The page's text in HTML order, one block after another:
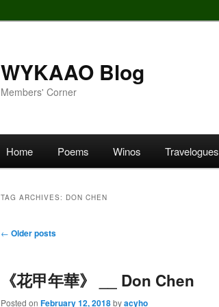
WYKAAO Blog
Members' Corner
Home Poems Winos Travelogues
TAG ARCHIVES: DON CHEN
Post
← Older posts
《花甲年華》 __ Don Chen
Posted on February 12, 2018byacyho